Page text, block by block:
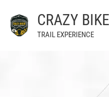
contenu
CRAZY
TRAIL EXPERIENCE